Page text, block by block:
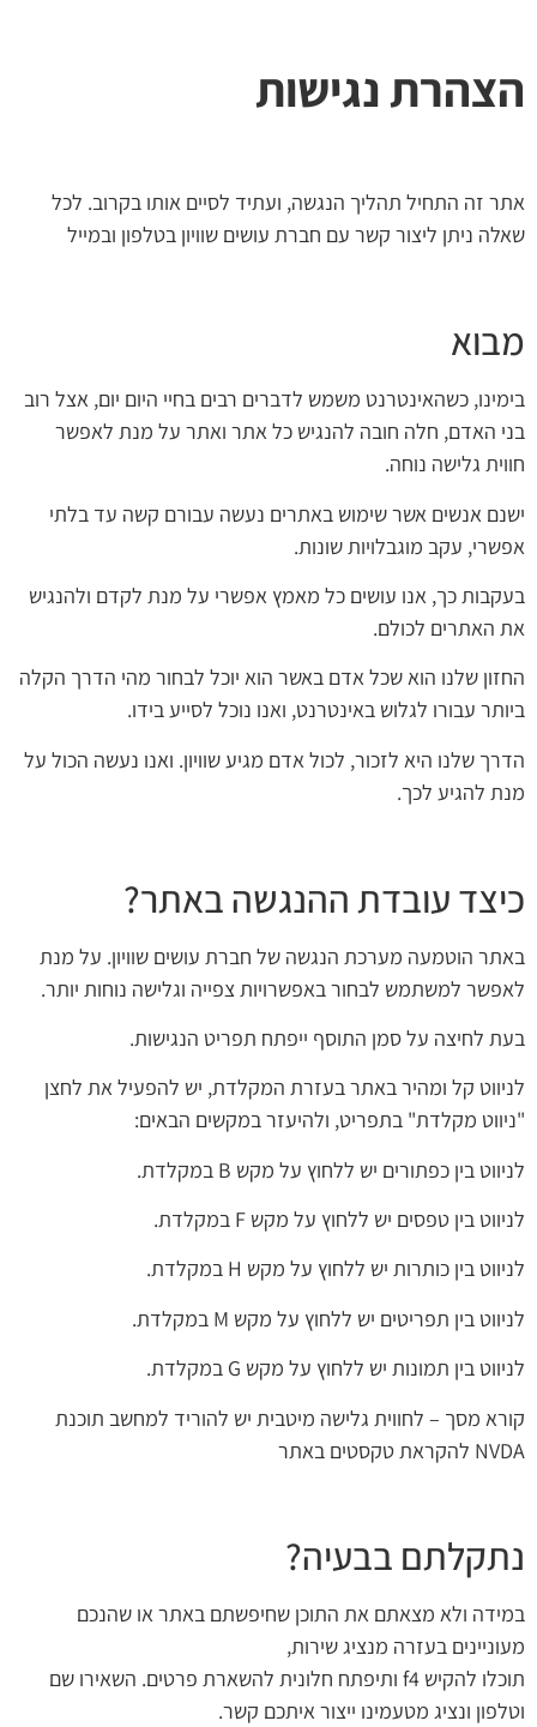
הצהרת נגישות
אתר זה התחיל תהליך הנגשה, ועתיד לסיים אותו בקרוב. לכל
שאלה ניתן ליצור קשר עם חברת עושים שוויון בטלפון ובמייל
מבוא
בימינו, כשהאינטרנט משמש לדברים רבים בחיי היום יום, אצל רוב
בני האדם, חלה חובה להנגיש כל אתר ואתר על מנת לאפשר
חווית גלישה נוחה.
ישנם אנשים אשר שימוש באתרים נעשה עבורם קשה עד בלתי
אפשרי, עקב מוגבלויות שונות.
בעקבות כך, אנו עושים כל מאמץ אפשרי על מנת לקדם ולהנגיש
את האתרים לכולם.
החזון שלנו הוא שכל אדם באשר הוא יוכל לבחור מהי הדרך הקלה
ביותר עבורו לגלוש באינטרנט, ואנו נוכל לסייע בידו.
הדרך שלנו היא לזכור, לכול אדם מגיע שוויון. ואנו נעשה הכול על
מנת להגיע לכך.
כיצד עובדת ההנגשה באתר?
באתר הוטמעה מערכת הנגשה של חברת עושים שוויון. על מנת
לאפשר למשתמש לבחור באפשרויות צפייה וגלישה נוחות יותר.
בעת לחיצה על סמן התוסף ייפתח תפריט הנגישות.
לניווט קל ומהיר באתר בעזרת המקלדת, יש להפעיל את לחצן
"ניווט מקלדת" בתפריט, ולהיעזר במקשים הבאים:
לניווט בין כפתורים יש ללחוץ על מקש B במקלדת.
לניווט בין טפסים יש ללחוץ על מקש F במקלדת.
לניווט בין כותרות יש ללחוץ על מקש H במקלדת.
לניווט בין תפריטים יש ללחוץ על מקש M במקלדת.
לניווט בין תמונות יש ללחוץ על מקש G במקלדת.
קורא מסך – לחווית גלישה מיטבית יש להוריד למחשב תוכנת
NVDA להקראת טקסטים באתר
נתקלתם בבעיה?
במידה ולא מצאתם את התוכן שחיפשתם באתר או שהנכם
מעוניינים בעזרה מנציג שירות,
תוכלו להקיש f4 ותיפתח חלונית להשארת פרטים. השאירו שם
וטלפון ונציג מטעמינו ייצור איתכם קשר.